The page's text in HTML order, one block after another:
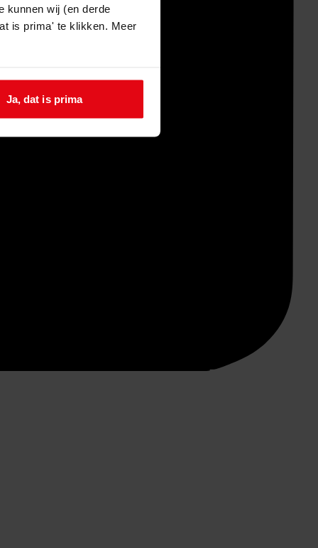
kunnen wij (en derde
is prima' te klikken. Meer
Ja, dat is prima